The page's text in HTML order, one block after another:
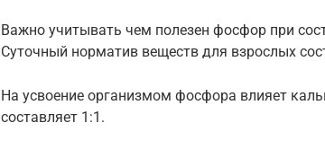
Важно учитывать чем полезен фосфор при
Суточный норматив веществ для взрослых
На усвоение организмом фосфора влияет
составляет 1:1.